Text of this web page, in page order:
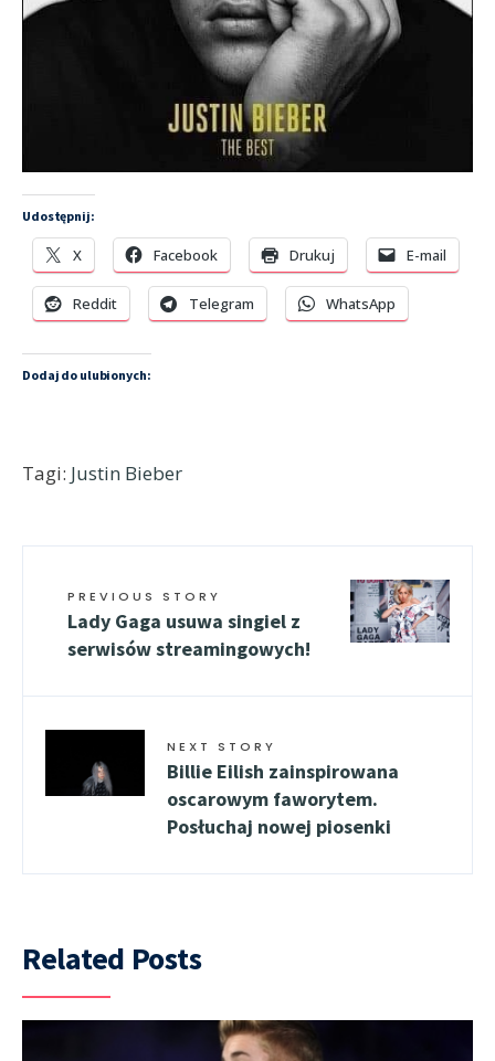
Udostępnij:
X Facebook Drukuj E-mail
Reddit Telegram WhatsApp
Dodaj do ulubionych:
Tagi: Justin Bieber
PREVIOUS STORY
Lady Gaga usuwa singiel z
serwisów streamingowych!
NEXT STORY
Billie Eilish zainspirowana
oscarowym faworytem.
Posłuchaj nowej piosenki
Related Posts